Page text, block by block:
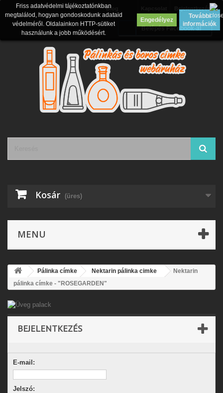
Bejelentkezés
Blog
Belépés Facebook-al
Kosár (üres)
MENU
Friss adatvédelmi tájékoztatónkban
megtalálod, hogyan gondoskodunk adataid
védelméről. Oldalainkon HTTP-sütiket
használunk a jobb működésért.
Engedélyez
További
információk
Pálinka címke Nektarin pálinka cimke
Nektarin
pálinka címke - "ROSEGARDEN"
BEJELENTKEZÉS
E-mail:
Jelszó: